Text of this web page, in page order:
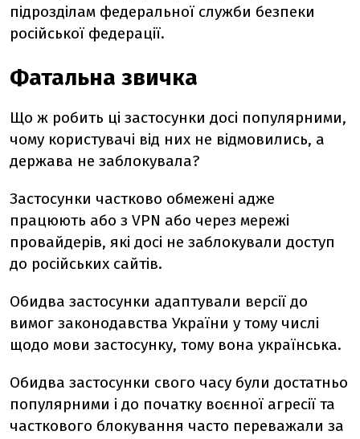
підрозділам федеральної служби безпеки
російської федерації.
Фатальна звичка
Що ж робить ці застосунки досі популярними,
чому користувачі від них не відмовились, а
держава не заблокувала?
Застосунки частково обмежені адже
працюють або з VPN або через мережі
провайдерів, які досі не заблокували доступ
до російських сайтів.
Обидва застосунки адаптували версії до
вимог законодавства України у тому числі
щодо мови застосунку, тому вона українська.
Обидва застосунки свого часу були достатньо
популярними і до початку воєнної агресії та
часткового блокування часто переважали за